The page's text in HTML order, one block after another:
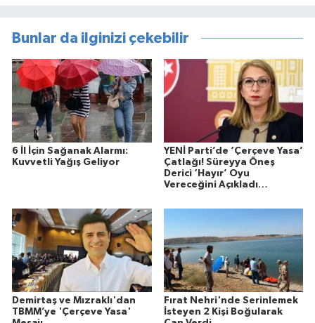
Bunlar da ilginizi çekebilir
6 İl İçin Sağanak Alarmı:
Kuvvetli Yağış Geliyor
YENİ Parti’de ‘Çerçeve Yasa’
Çatlağı! Süreyya Öneş
Derici ‘Hayır’ Oyu
Vereceğini Açıkladı…
Demirtaş ve Mızraklı'dan
TBMM’ye 'Çerçeve Yasa'
Fırat Nehri'nde Serinlemek
İsteyen 2 Kişi Boğularak